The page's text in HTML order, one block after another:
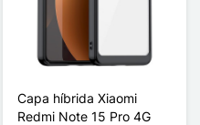
Capa híbrida Xiaomi
Redmi Note 15 Pro 4G